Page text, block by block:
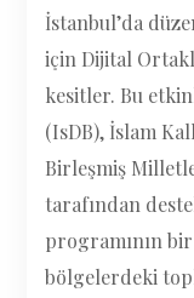
İstanbul’da
için Dijital
kesitler. Bu
(IsDB), İslam
Birleşmiş
tarafından
programının
bölgelerdeki